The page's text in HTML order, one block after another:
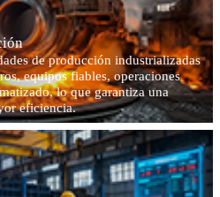
de producción industrializadas
equipos fiables, operaciones
lo que garantiza una
eficiencia.